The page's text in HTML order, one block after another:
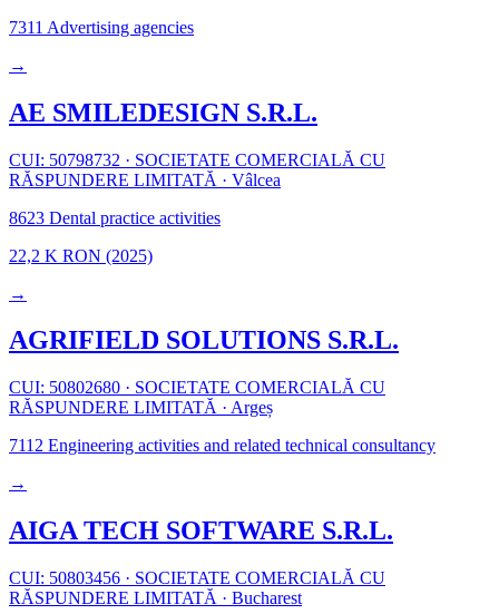
7311 Advertising agencies
→
AE SMILEDESIGN S.R.L.
CUI: 50798732 · SOCIETATE COMERCIALĂ CU
RĂSPUNDERE LIMITATĂ · Vâlcea
8623 Dental practice activities
22,2 K RON (2025)
→
AGRIFIELD SOLUTIONS S.R.L.
CUI: 50802680 · SOCIETATE COMERCIALĂ CU
RĂSPUNDERE LIMITATĂ · Argeș
7112 Engineering activities and related technical consultancy
→
AIGA TECH SOFTWARE S.R.L.
CUI: 50803456 · SOCIETATE COMERCIALĂ CU
RĂSPUNDERE LIMITATĂ · Bucharest